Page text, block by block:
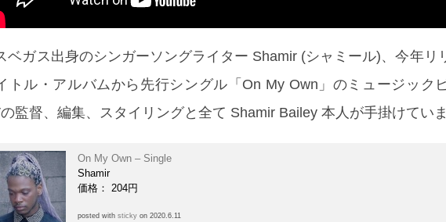
ベガス出身のシンガーソングライター Shamir (シャミール)、今年リ
トル・アルバムから先行シングル「On My Own」のミュージック
監督、編集、スタイリングと全て Shamir Bailey 本人が手掛けていま
On My Own – Single
Shamir
価格： 204円
posted withsticky on 2020.6.11